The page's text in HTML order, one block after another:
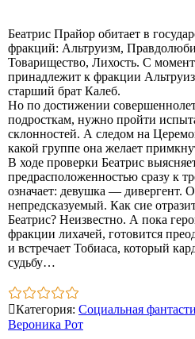
Беатрис Прайор обитает в
фракций: Альтруизм,
Товарищество, Лихость. С
принадлежит к фракции
старший брат Калеб.
Но по достижении
подросткам, нужно пройти
склонностей. А следом на
какой группе она желает
В ходе проверки Беатрис
предрасположенностью сразу к
означает: девушка — дивергент.
непредсказуемый. Как сие
Беатрис? Неизвестно. А пока
фракции лихачей, готовится
и встречает Тобиаса, который
судьбу…
Категория: Социальная
Вероника Рот